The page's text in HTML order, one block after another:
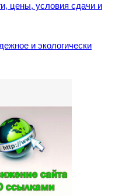
цены, условия сдачи и
и экологически